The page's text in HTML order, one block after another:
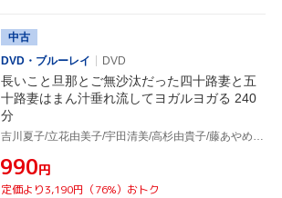
中古
DVD・ブルーレイ
DVD
長いこと旦那とご無沙汰だった四十路妻と五
十路妻はまん汁垂れ流してヨガルヨガる 240
分
¥990円
定価より3,190円（76%）おトク